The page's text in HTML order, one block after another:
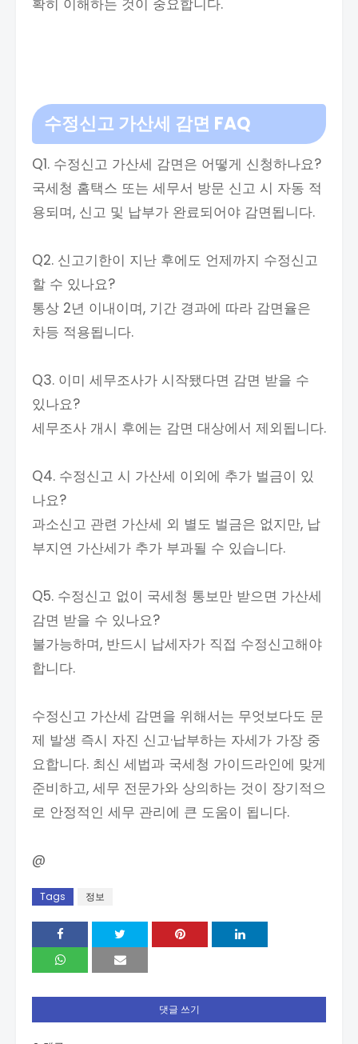
확히 이해하는 것이 중요합니다.
수정신고 가산세 감면 FAQ
Q1. 수정신고 가산세 감면은 어떻게 신청하나요?
국세청 홈택스 또는 세무서 방문 신고 시 자동 적
용되며, 신고 및 납부가 완료되어야 감면됩니다.
Q2. 신고기한이 지난 후에도 언제까지 수정신고
할 수 있나요?
통상 2년 이내이며, 기간 경과에 따라 감면율은
차등 적용됩니다.
Q3. 이미 세무조사가 시작됐다면 감면 받을 수
있나요?
세무조사 개시 후에는 감면 대상에서 제외됩니다.
Q4. 수정신고 시 가산세 이외에 추가 벌금이 있
나요?
과소신고 관련 가산세 외 별도 벌금은 없지만, 납
부지연 가산세가 추가 부과될 수 있습니다.
Q5. 수정신고 없이 국세청 통보만 받으면 가산세
감면 받을 수 있나요?
불가능하며, 반드시 납세자가 직접 수정신고해야
합니다.
수정신고 가산세 감면을 위해서는 무엇보다도 문
제 발생 즉시 자진 신고·납부하는 자세가 가장 중
요합니다. 최신 세법과 국세청 가이드라인에 맞게
준비하고, 세무 전문가와 상의하는 것이 장기적으
로 안정적인 세무 관리에 큰 도움이 됩니다.
@
Tags 정보
댓글 쓰기